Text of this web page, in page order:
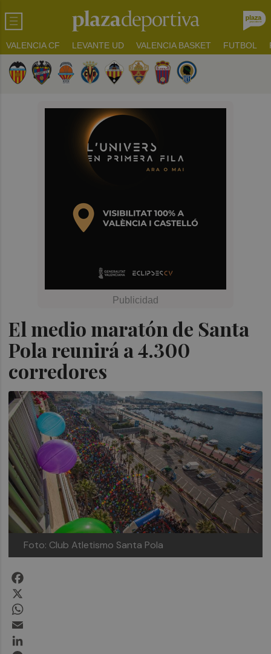
VALENCIA CF LEVANTE UD VALENCIA BASKET FUTBOL
El medio maratón de Santa
Pola reunirá a 4.300
corredores
Foto: Club Atletismo Santa Pola